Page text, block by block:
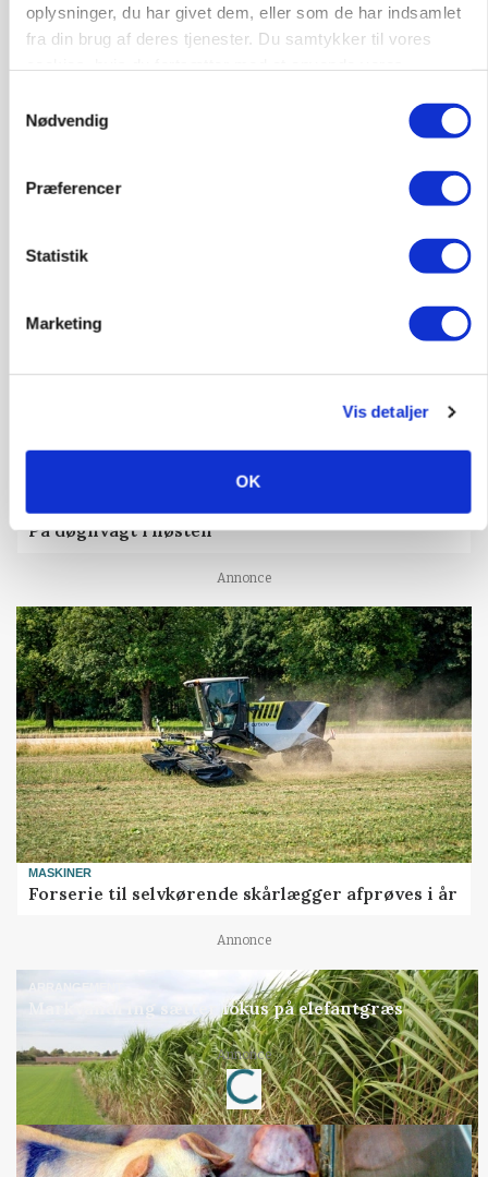
oplysninger, du har givet dem, eller som de har indsamlet
fra din brug af deres tjenester. Du samtykker til vores
Nødvendig
Præferencer
Statistik
Marketing
Vis detaljer
OK
Det er en uskik at udlægge et røgslør om
PLANTER
På døgnvagt i høsten
Annonce
MASKINER
Forserie til selvkørende skårlægger afprøves i år
Annonce
ARRANGEMENT
Markvandring sætter fokus på elefantgræs
Annonce
Loading...